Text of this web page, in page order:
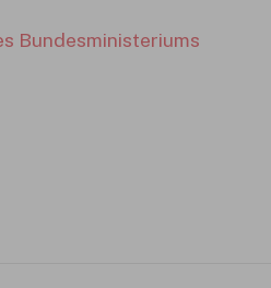
Bundesministeriums